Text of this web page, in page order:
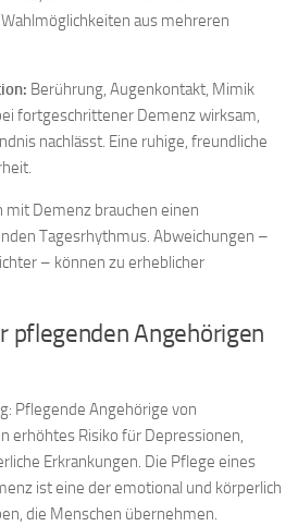
aus mehreren
Berührung, Augenkontakt, Mimik
fortgeschrittener Demenz wirksam,
nachlässt. Eine ruhige, freundliche
mit Demenz brauchen einen
Tagesrhythmus. Abweichungen –
– können zu erheblicher
pflegenden Angehörigen
Pflegende Angehörige von
erhöhtes Risiko für Depressionen,
Erkrankungen. Die Pflege eines
ist eine der emotional und körperlich
die Menschen übernehmen.